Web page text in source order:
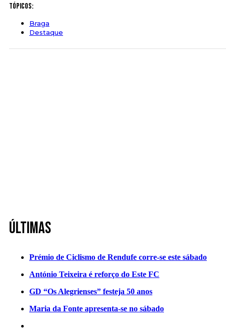
Tópicos:
Braga
Destaque
Últimas
Prémio de Ciclismo de Rendufe corre-se este sábado
António Teixeira é reforço do Este FC
GD “Os Alegrienses” festeja 50 anos
Maria da Fonte apresenta-se no sábado